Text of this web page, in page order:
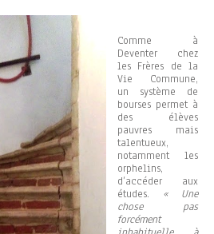
Comme à
Deventer chez
les Frères de la
Vie Commune,
un système de
bourses permet à
des élèves
pauvres mais
talentueux,
notamment les
orphelins,
d’accéder aux
études. « Une
chose pas
forcément